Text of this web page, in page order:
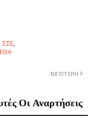
ΣΣΕ
ΝΕΌΤΕΡΗ
Οι Αναρτήσεις